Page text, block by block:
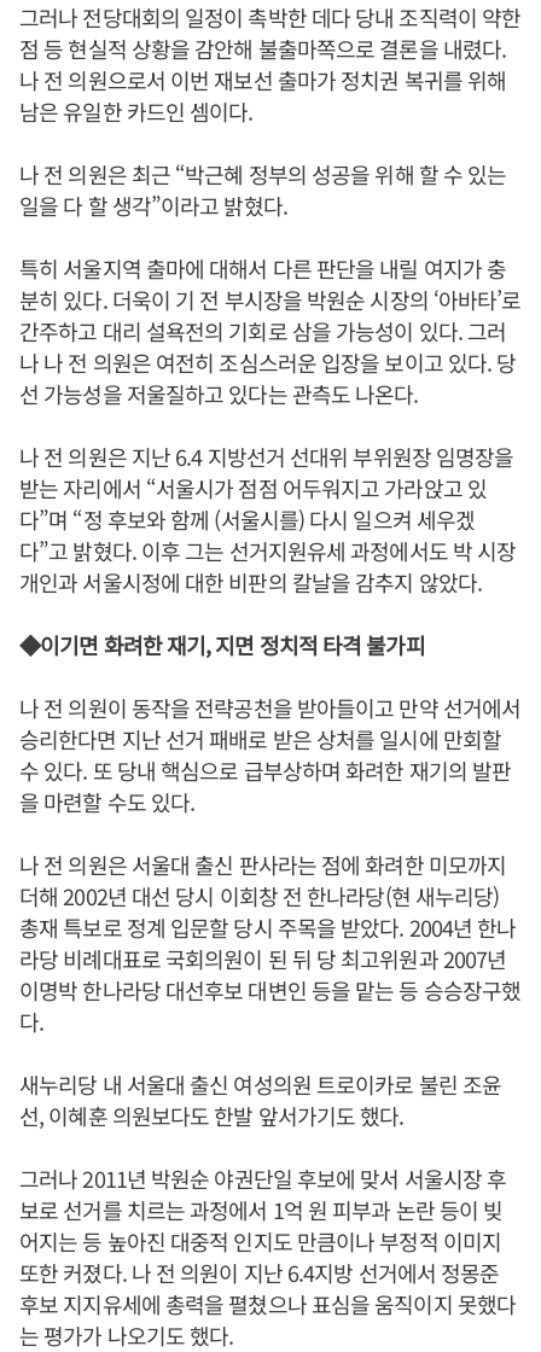
그러나 전당대회의 일정이 촉박한 데다 당내 조직력이 약한
점 등 현실적 상황을 감안해 불출마쪽으로 결론을 내렸다.
나 전 의원으로서 이번 재보선 출마가 정치권 복귀를 위해
남은 유일한 카드인 셈이다.
나 전 의원은 최근 “박근혜 정부의 성공을 위해 할 수 있는
일을 다 할 생각”이라고 밝혔다.
특히 서울지역 출마에 대해서 다른 판단을 내릴 여지가 충
분히 있다. 더욱이 기 전 부시장을 박원순 시장의 ‘아바타’로
간주하고 대리 설욕전의 기회로 삼을 가능성이 있다. 그러
나 나 전 의원은 여전히 조심스러운 입장을 보이고 있다. 당
선 가능성을 저울질하고 있다는 관측도 나온다.
나 전 의원은 지난 6.4 지방선거 선대위 부위원장 임명장을
받는 자리에서 “서울시가 점점 어두워지고 가라앉고 있
다”며 “정 후보와 함께 (서울시를) 다시 일으켜 세우겠
다”고 밝혔다. 이후 그는 선거지원유세 과정에서도 박 시장
개인과 서울시정에 대한 비판의 칼날을 감추지 않았다.
◆이기면 화려한 재기, 지면 정치적 타격 불가피
나 전 의원이 동작을 전략공천을 받아들이고 만약 선거에서
승리한다면 지난 선거 패배로 받은 상처를 일시에 만회할
수 있다. 또 당내 핵심으로 급부상하며 화려한 재기의 발판
을 마련할 수도 있다.
나 전 의원은 서울대 출신 판사라는 점에 화려한 미모까지
더해 2002년 대선 당시 이회창 전 한나라당(현 새누리당)
총재 특보로 정계 입문할 당시 주목을 받았다. 2004년 한나
라당 비례대표로 국회의원이 된 뒤 당 최고위원과 2007년
이명박 한나라당 대선후보 대변인 등을 맡는 등 승승장구했
다.
새누리당 내 서울대 출신 여성의원 트로이카로 불린 조윤
선, 이혜훈 의원보다도 한발 앞서가기도 했다.
그러나 2011년 박원순 야권단일 후보에 맞서 서울시장 후
보로 선거를 치르는 과정에서 1억 원 피부과 논란 등이 빚
어지는 등 높아진 대중적 인지도 만큼이나 부정적 이미지
또한 커졌다. 나 전 의원이 지난 6.4지방 선거에서 정몽준
후보 지지유세에 총력을 펼쳤으나 표심을 움직이지 못했다
는 평가가 나오기도 했다.